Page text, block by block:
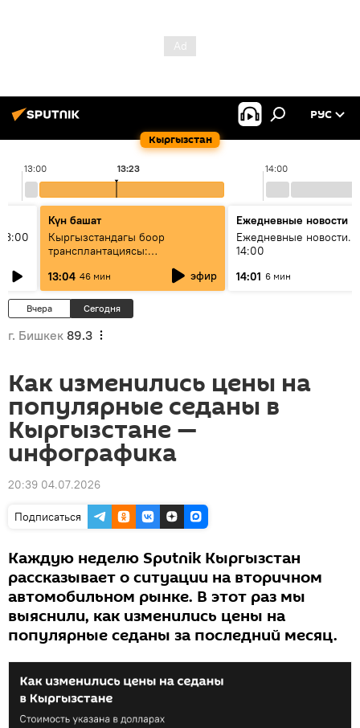
Кыргызстан
РУС
13:00 14:00
13:23
Күн башат
Кыргызстандагы боор
трансплантациясы:
жетишкендиктер жана өнүгүү
келечеги
13:04 46 мин эфир
Ежедневные новости
Ежедневные новости.
14:00
14:01 6 мин
Вчера Сегодня
г. Бишкек 89.3
Как изменились цены на
популярные седаны в
Кыргызстане —
инфографика
20:39 04.07.2026
Подписаться
Каждую неделю Sputnik Кыргызстан
рассказывает о ситуации на вторичном
автомобильном рынке. В этот раз мы
выяснили, как изменились цены на
популярные седаны за последний месяц.